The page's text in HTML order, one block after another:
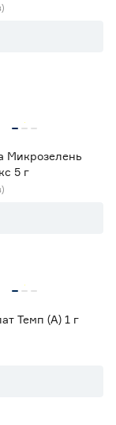
Микрозелень
5 г
Темп (А) 1 г